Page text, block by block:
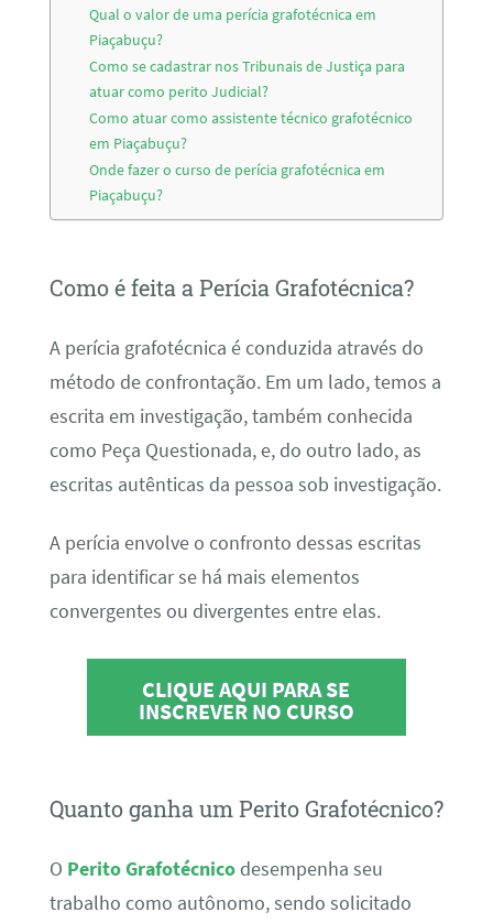
Qual o valor de uma perícia grafotécnica em
Piaçabuçu?
Como se cadastrar nos Tribunais de Justiça para
atuar como perito Judicial?
Como atuar como assistente técnico grafotécnico
em Piaçabuçu?
Onde fazer o curso de perícia grafotécnica em
Piaçabuçu?
Como é feita a Perícia Grafotécnica?
A perícia grafotécnica é conduzida através do
método de confrontação. Em um lado, temos a
escrita em investigação, também conhecida
como Peça Questionada, e, do outro lado, as
escritas autênticas da pessoa sob investigação.
A perícia envolve o confronto dessas escritas
para identificar se há mais elementos
convergentes ou divergentes entre elas.
CLIQUE AQUI PARA SE
INSCREVER NO CURSO
Quanto ganha um Perito Grafotécnico?
O Perito Grafotécnicodesempenha seu
trabalho como autônomo, sendo solicitado